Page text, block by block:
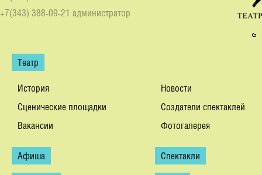
+7(343) 388-09-21 администратор
Театр
История
Новости
Сценические площадки
Создатели спектаклей
Вакансии
Фотогалерея
Афиша Спектакли